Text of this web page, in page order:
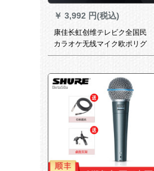
￥ 3,992 円(税込)
康佳长虹创维テレビク全国民
カラオケ无线マイク欧ポリグ
リム米课长虹版ダブマック30